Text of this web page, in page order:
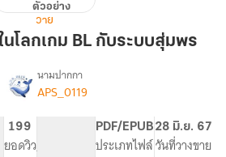
ตัวอย่าง
วาย
นโลกเกม BL กับระบบสุ่มพร
เรื่อง[มี
นามปากกา
APS_0119
199
ยอดวิวระดับเนื้อหา
PDF/EPUB
ประเภทไฟล์
28 มิ.ย. 67
วันที่วางขาย